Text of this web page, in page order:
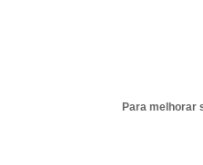
Para melhorar